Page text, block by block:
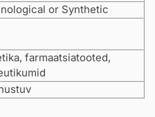
or Synthetic
farmaatsiatooted,